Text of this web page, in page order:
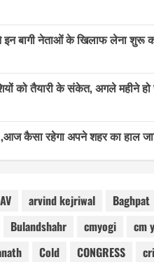
बागी नेताओं के खिलाफ लेना शुरू
को तैयारी के संकेत, अगले महीने
,आज कैसा रहेगा अपने शहर का हाल
arvind kejriwal
Baghpat
Bulandshahr cmyogi
cm
Cold CONGRESS